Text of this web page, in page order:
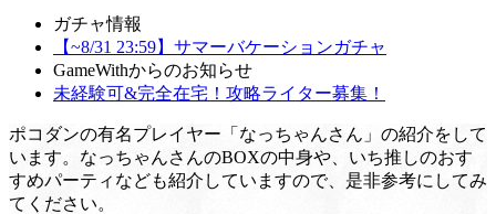
ガチャ情報
【~8/31 23:59】サマーバケーションガチャ
GameWithからのお知らせ
未経験可&完全在宅！攻略ライター募集！
ポコダンの有名プレイヤー「なっちゃんさん」の紹介をして
います。なっちゃんさんのBOXの中身や、いち推しのおす
すめパーティなども紹介していますので、是非参考にしてみ
てください。